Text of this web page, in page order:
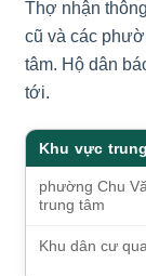
Thợ nhận
cũ và các
tâm. Hộ dân
tới.
Khu vực
phường Chu
trung tâm
Khu dân cư